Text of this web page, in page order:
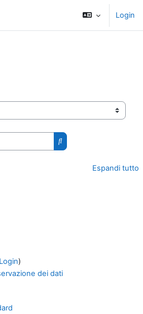
Login
Cerca corsi
Espandi tutto
Login)
dei dati